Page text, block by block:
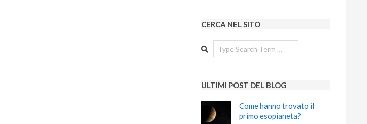
CERCA NEL SITO
Search
ULTIMI POST DEL BLOG
Come hanno trovato il
primo esopianeta?